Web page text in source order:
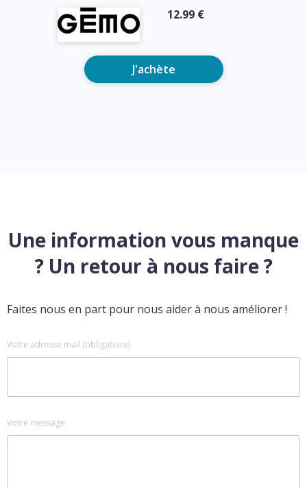
12.99 €
J'achète
Une information vous manque
? Un retour à nous faire ?
Faites nous en part pour nous aider à nous améliorer !
Votre adresse mail (obligatoire)
Votre message